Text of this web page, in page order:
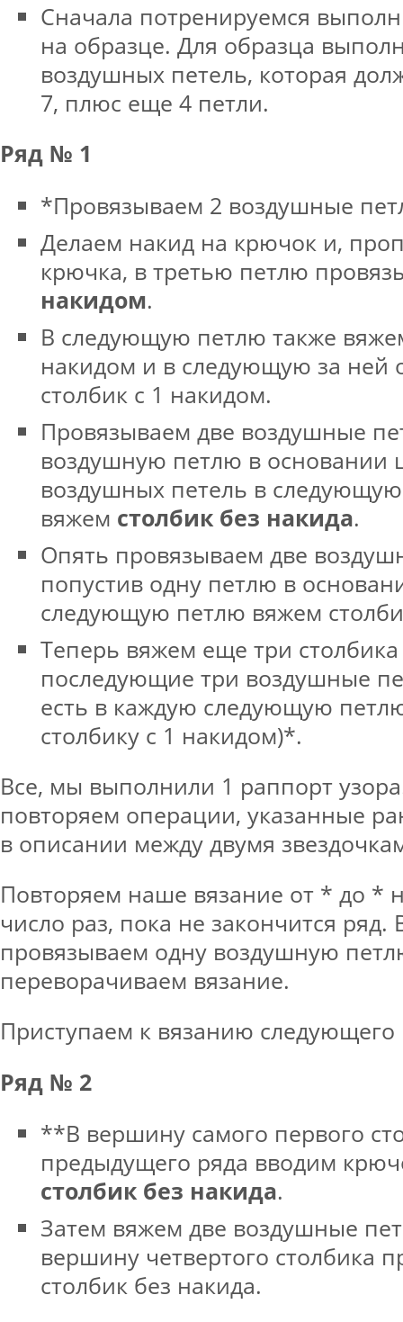
Сначала потренируемся
на образце. Для образца
воздушных петель, которая
7, плюс еще 4 петли.
Ряд № 1
*Провязываем 2 воздушные
Делаем накид на крючок и,
крючка, в третью петлю
накидом.
В следующую петлю также
накидом и в следующую за ней
столбик с 1 накидом.
Провязываем две воздушные
воздушную петлю в основании
воздушных петель в
вяжем столбик без накида.
Опять провязываем две
попустив одну петлю в
следующую петлю вяжем
Теперь вяжем еще три
последующие три воздушные
есть в каждую следующую
столбику с 1 накидом)*.
Все, мы выполнили 1 раппорт
повторяем операции, указанные
в описании между двумя
Повторяем наше вязание от * до *
число раз, пока не закончится ряд.
провязываем одну воздушную
переворачиваем вязание.
Приступаем к вязанию следующего
Ряд № 2
**В вершину самого первого
предыдущего ряда вводим
столбик без накида.
Затем вяжем две воздушные
вершину четвертого столбика
столбик без накида.